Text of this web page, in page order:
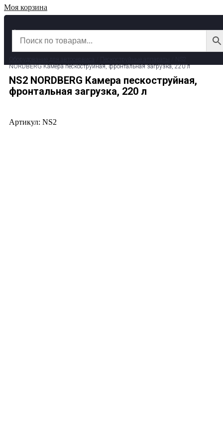
Моя корзина
✆ 8 (800) 511-39-29
NORDBERG Камера пескоструйная, фронтальная загрузка, 220 л
NS2 NORDBERG Камера пескоструйная,
фронтальная загрузка, 220 л
Артикул: NS2